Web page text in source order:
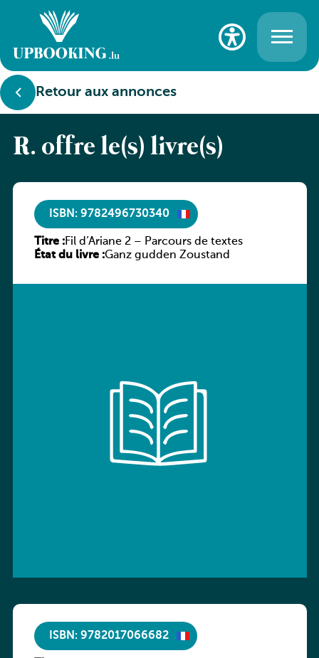
Retour aux annonces
R. offre le(s) livre(s)
ISBN: 9782496730340
Titre :Fil d’Ariane 2 – Parcours de textes
État du livre :Ganz gudden Zoustand
ISBN: 9782017066682